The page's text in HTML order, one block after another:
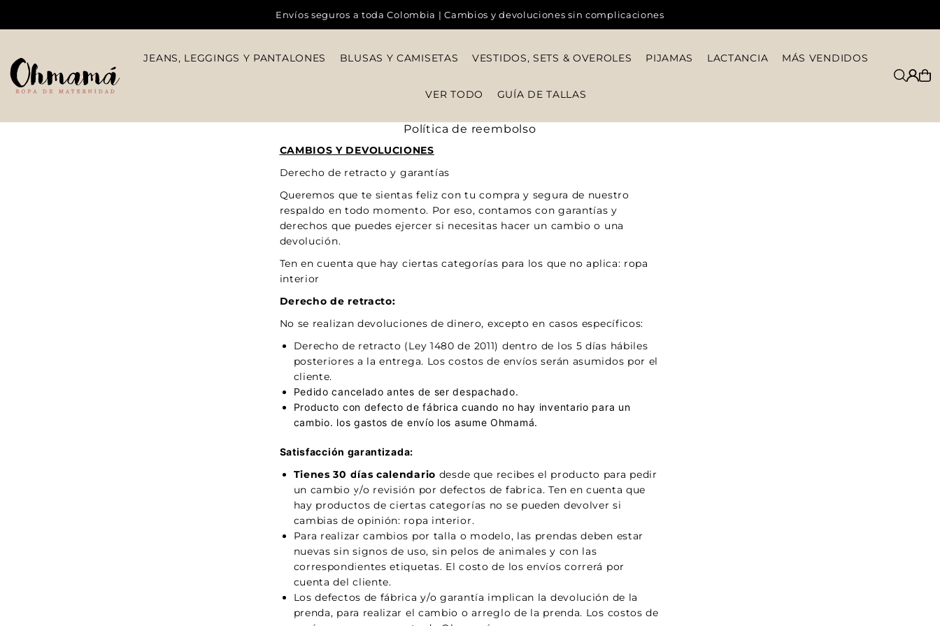
Envíos seguros a toda Colombia | Cambios y devoluciones sin complicaciones
JEANS, LEGGINGS Y PANTALONES BLUSAS Y CAMISETAS VESTIDOS, SETS & OVEROLES PIJAMAS LACTANCIA MÁS VENDIDOS
VER TODO GUÍA DE TALLAS
Política de reembolso
CAMBIOS Y DEVOLUCIONES
Derecho de retracto y garantías
Queremos que te sientas feliz con tu compra y segura de nuestro
respaldo en todo momento. Por eso, contamos con garantías y
derechos que puedes ejercer si necesitas hacer un cambio o una
devolución.
Ten en cuenta que hay ciertas categorías para los que no aplica: ropa
interior
Derecho de retracto:
No se realizan devoluciones de dinero, excepto en casos específicos:
Derecho de retracto (Ley 1480 de 2011) dentro de los 5 días hábiles
posteriores a la entrega. Los costos de envíos serán asumidos por el
cliente.
Pedido cancelado antes de ser despachado.
Producto con defecto de fábrica cuando no hay inventario para un
cambio. los gastos de envío los asume Ohmamá.
Satisfacción garantizada:
Tienes 30 días calendario desde que recibes el producto para pedir
un cambio y/o revisión por defectos de fabrica. Ten en cuenta que
hay productos de ciertas categorías no se pueden devolver si
cambias de opinión: ropa interior.
Para realizar cambios por talla o modelo, las prendas deben estar
nuevas sin signos de uso, sin pelos de animales y con las
correspondientes etiquetas. El costo de los envíos correrá por
cuenta del cliente.
Los defectos de fábrica y/o garantía implican la devolución de la
prenda, para realizar el cambio o arreglo de la prenda. Los costos de